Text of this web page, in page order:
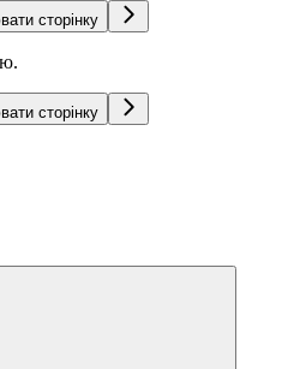
сторінку
сторінку